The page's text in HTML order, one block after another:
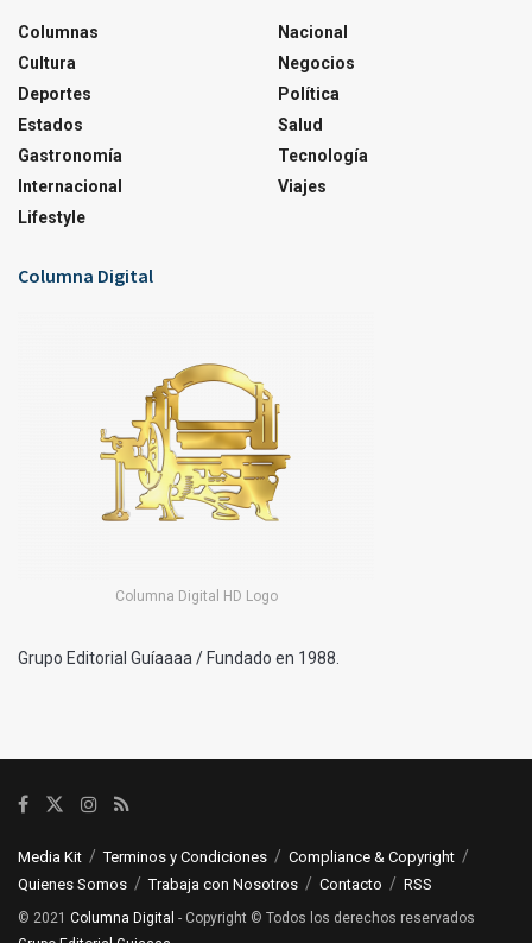
Columnas
Cultura
Deportes
Estados
Gastronomía
Internacional
Lifestyle
Nacional
Negocios
Política
Salud
Tecnología
Viajes
Columna Digital
Columna Digital HD Logo
Grupo Editorial Guíaaaa / Fundado en 1988.
Media Kit Terminos y Condiciones
Compliance & Copyright
Quienes Somos
Trabaja con Nosotros Contacto RSS
© 2021 Columna Digital - Copyright © Todos los derechos reservados